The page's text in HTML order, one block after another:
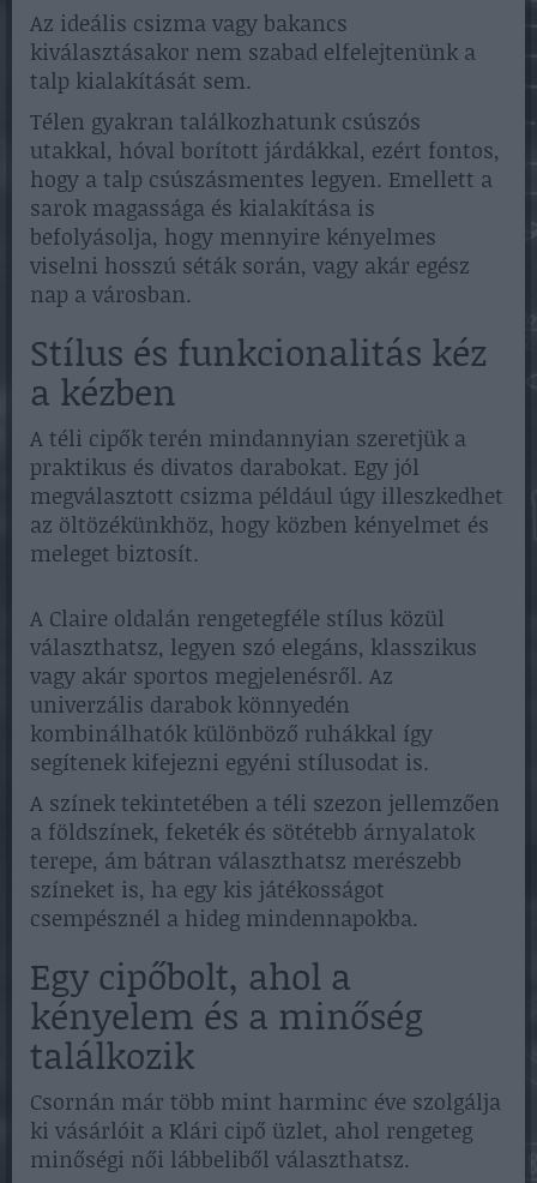
Az ideális csizma vagy bakancs
kiválasztásakor nem szabad elfelejtenünk a
talp kialakítását sem.
Télen gyakran találkozhatunk csúszós
utakkal, hóval borított járdákkal, ezért fontos,
hogy a talp csúszásmentes legyen. Emellett a
sarok magassága és kialakítása is
befolyásolja, hogy mennyire kényelmes
viselni hosszú séták során, vagy akár egész
nap a városban.
Stílus és funkcionalitás kéz
a kézben
A téli cipők terén mindannyian szeretjük a
praktikus és divatos darabokat. Egy jól
megválasztott csizma például úgy illeszkedhet
az öltözékünkhöz, hogy közben kényelmet és
meleget biztosít.
A Claire oldalán rengetegféle stílus közül
választhatsz, legyen szó elegáns, klasszikus
vagy akár sportos megjelenésről. Az
univerzális darabok könnyedén
kombinálhatók különböző ruhákkal így
segítenek kifejezni egyéni stílusodat is.
A színek tekintetében a téli szezon jellemzően
a földszínek, feketék és sötétebb árnyalatok
terepe, ám bátran választhatsz merészebb
színeket is, ha egy kis játékosságot
csempésznél a hideg mindennapokba.
Egy cipőbolt, ahol a
kényelem és a minőség
találkozik
Csornán már több mint harminc éve szolgálja
ki vásárlóit a Klári cipő üzlet, ahol rengeteg
minőségi női lábbeliből választhatsz.